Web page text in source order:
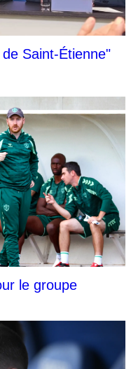
Saint-Étienne"
le groupe